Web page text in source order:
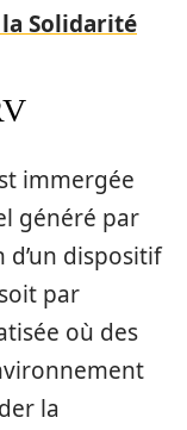
Solidarité
immergée
généré par
d’un dispositif
par
où des
la